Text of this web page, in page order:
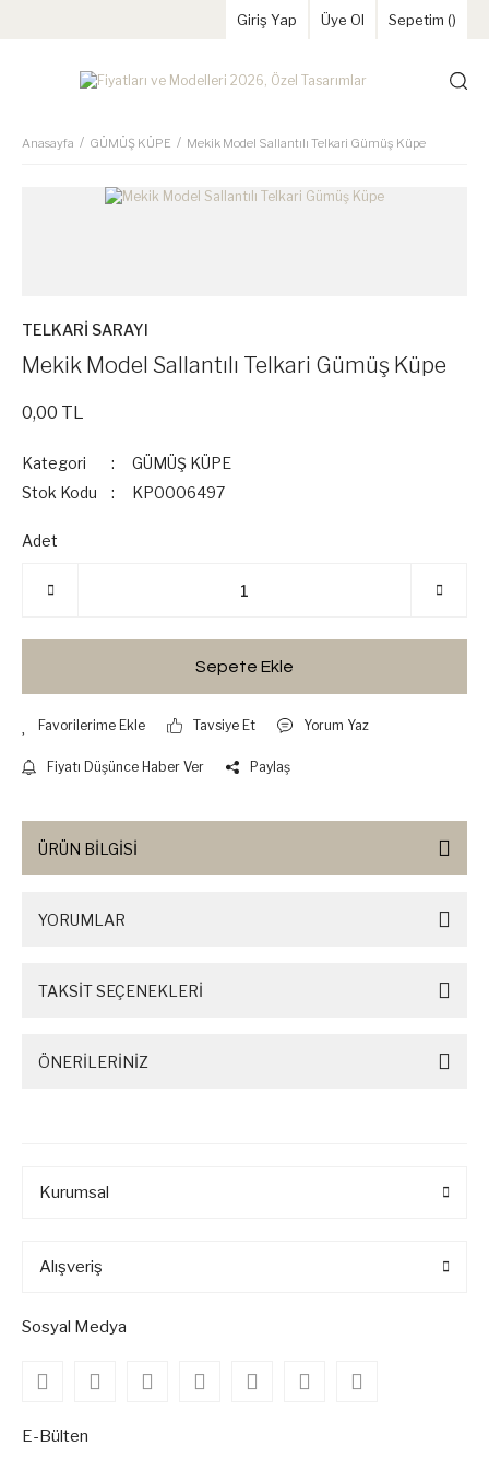
Giriş Yap Üye Ol Sepetim ()
Anasayfa GÜMÜŞ KÜPE Mekik Model Sallantılı Telkari Gümüş Küpe
TELKARİ SARAYI
Mekik Model Sallantılı Telkari Gümüş Küpe
0,00 TL
Kategori
GÜMÜŞ KÜPE
Stok Kodu
KP0006497
Adet
Sepete Ekle
Tavsiye Et Yorum Yaz
Fiyatı Düşünce Haber Ver Paylaş
ÜRÜN BİLGİSİ
YORUMLAR
TAKSİT SEÇENEKLERİ
ÖNERİLERİNİZ
Kurumsal
Alışveriş
Sosyal Medya
E-Bülten